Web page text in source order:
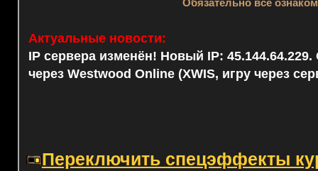
Актуальные новости:
IP сервера изменён! Новый IP: 45.144.64.229.
через Westwood Online (XWIS, игру через
Переключить спецэффекты